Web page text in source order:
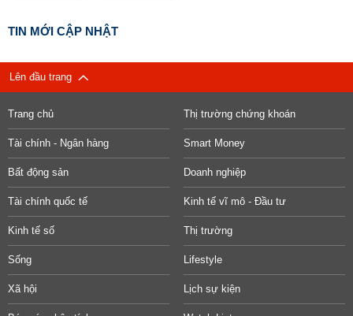
TIN MỚI CẬP NHẬT
Lên đầu trang
Trang chủ Thị trường chứng khoán
Tài chính - Ngân hàng Smart Money
Bất động sản Doanh nghiệp
Tài chính quốc tế Kinh tế vĩ mô - Đầu tư
Kinh tế số Thị trường
Sống Lifestyle
Xã hội Lịch sự kiện